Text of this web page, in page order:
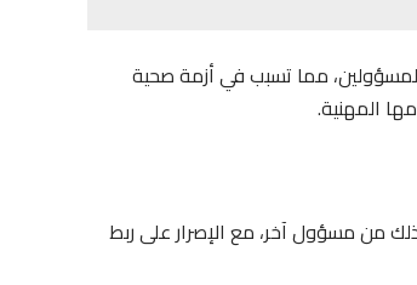
مما تسبب في أزمة صحية
المهنية.
من مسؤول آخر، مع الإصرار على ربط